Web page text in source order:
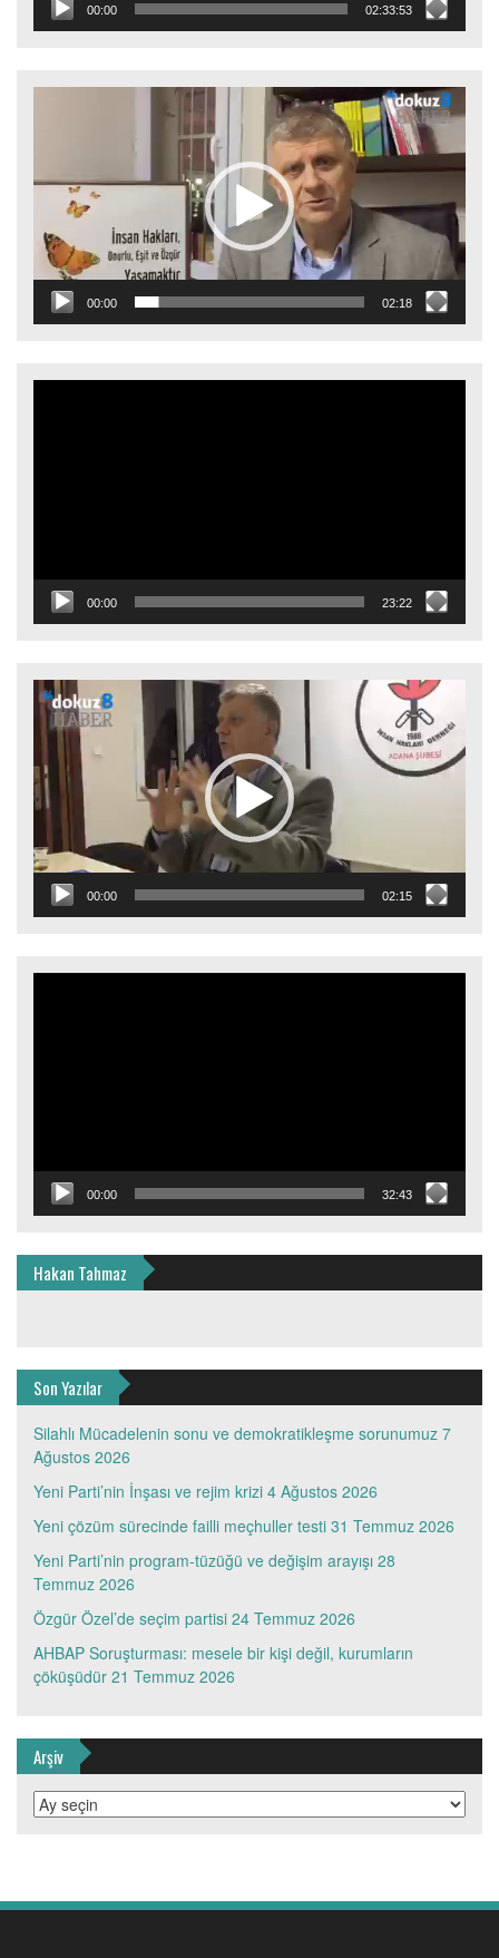
00:00 02:33:53
00:00 02:18
00:00 23:22
Video
oynatıcı
00:00 02:15
00:00 32:43
Hakan Tahmaz
Son Yazılar
Silahlı Mücadelenin sonu ve demokratikleşme sorunumuz 7
Ağustos 2026
Yeni Parti’nin İnşası ve rejim krizi 4 Ağustos 2026
Yeni çözüm sürecinde failli meçhuller testi 31 Temmuz 2026
Yeni Parti’nin program-tüzüğü ve değişim arayışı 28
Temmuz 2026
Özgür Özel’de seçim partisi 24 Temmuz 2026
AHBAP Soruşturması: mesele bir kişi değil, kurumların
çöküşüdür 21 Temmuz 2026
Arşiv
Arşiv